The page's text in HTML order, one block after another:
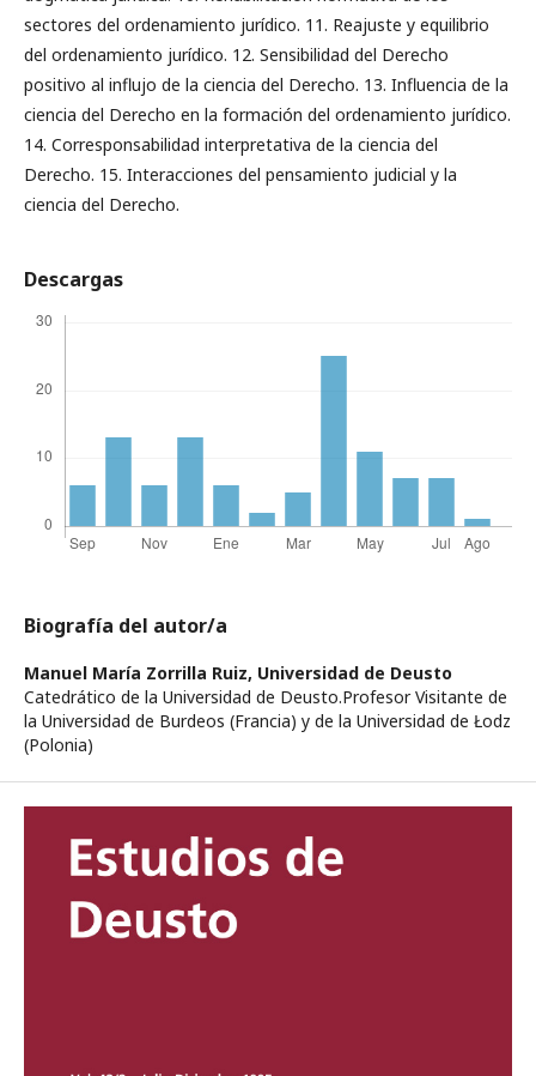
sectores del ordenamiento jurídico. 11. Reajuste y equilibrio
del ordenamiento jurídico. 12. Sensibilidad del Derecho
positivo al influjo de la ciencia del Derecho. 13. Influencia de la
ciencia del Derecho en la formación del ordenamiento jurídico.
14. Corresponsabilidad interpretativa de la ciencia del
Derecho. 15. Interacciones del pensamiento judicial y la
ciencia del Derecho.
Descargas
Biografía del autor/a
Manuel María Zorrilla Ruiz, Universidad de Deusto
Catedrático de la Universidad de Deusto.Profesor Visitante de
la Universidad de Burdeos (Francia) y de la Universidad de Łodz
(Polonia)